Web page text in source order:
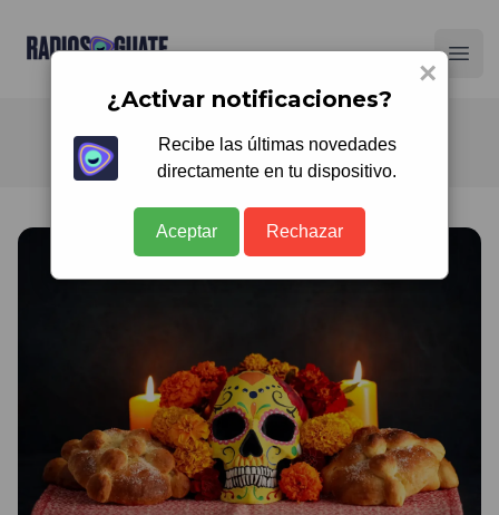
Radios Guate
×
¿Activar notificaciones?
Recibe las últimas novedades
directamente en tu dispositivo.
Aceptar Rechazar